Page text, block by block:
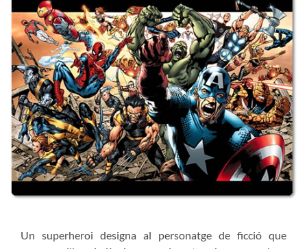
Un superheroi designa al personatge de ficció que